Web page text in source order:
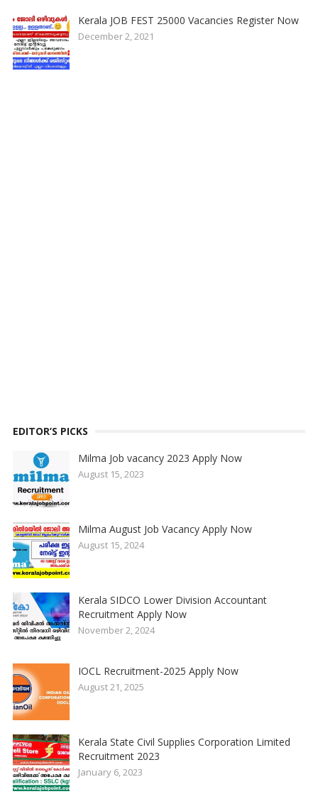
Kerala JOB FEST 25000 Vacancies Register Now
December 2, 2021
EDITOR’S PICKS
Milma Job vacancy 2023 Apply Now
August 15, 2023
Milma August Job Vacancy Apply Now
August 15, 2024
Kerala SIDCO Lower Division Accountant
Recruitment Apply Now
November 2, 2024
IOCL Recruitment-2025 Apply Now
August 21, 2025
Kerala State Civil Supplies Corporation Limited
Recruitment 2023
January 6, 2023